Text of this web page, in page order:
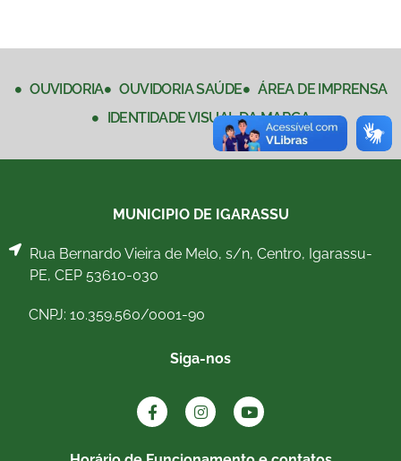
OUVIDORIA OUVIDORIA SAÚDE
ÁREA DE IMPRENSA
IDENTIDADE VISUAL DA MARCA
MUNICIPIO DE IGARASSU
Rua Bernardo Vieira de Melo, s/n, Centro, Igarassu-
PE, CEP 53610-030
CNPJ: 10.359.560/0001-90
Siga-nos